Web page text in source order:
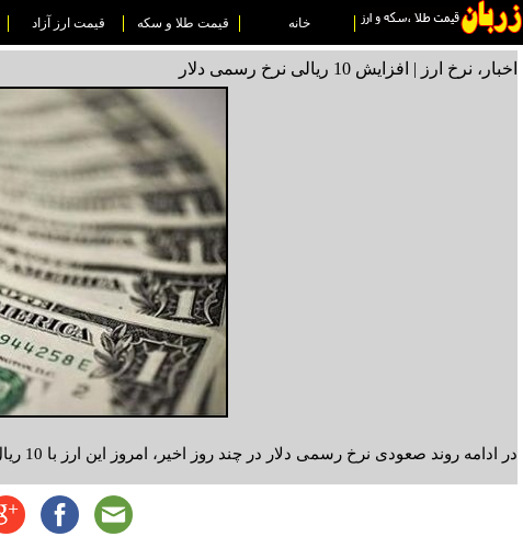
خانه قیمت طلا و سکه قیمت ارز آزاد
اخبار، نرخ ارز | افزایش 10 ریالی نرخ رسمی دلار
در ادامه روند صعودی نرخ رسمی دلار در چند روز اخیر، امروز این ارز با 10 ریال افزایش به 3015.9 تومان رسید.